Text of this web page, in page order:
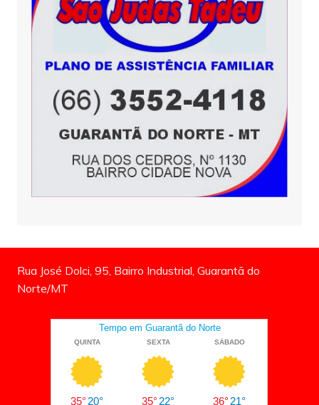
Rua José Dolci, 95, Bairro Industrial, Guarantã do
Norte/MT